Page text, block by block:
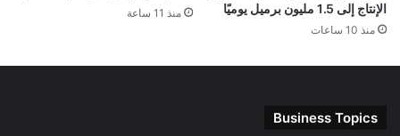
الإنتاج إلى 1.5 مليون برميل يوميًا
منذ 10 ساعات
منذ 11 ساعة
Business Topics